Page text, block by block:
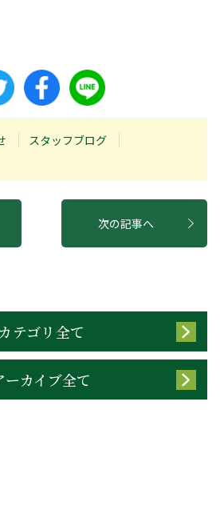
スタッフブログ
次の記事へ
カテゴリ全て
ーカイブ全て